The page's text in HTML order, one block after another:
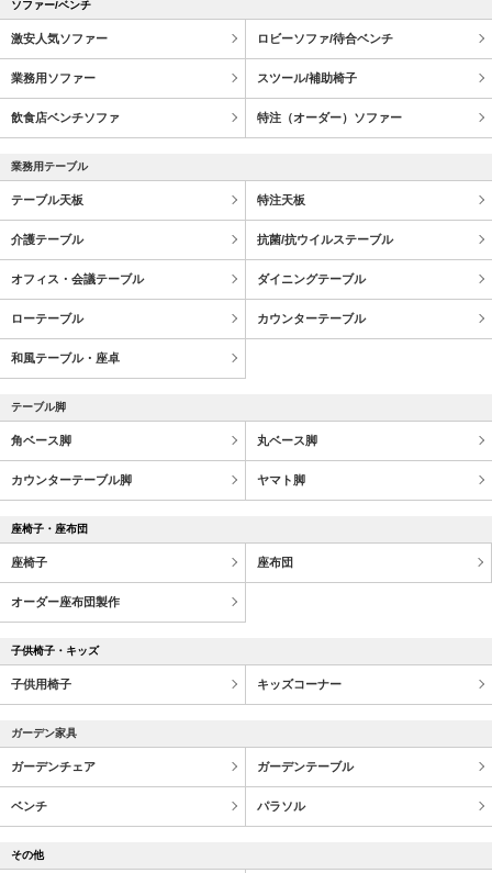
ソファー/ベンチ
激安人気ソファー ロビーソファ/待合ベンチ
業務用ソファー スツール/補助椅子
飲食店ベンチソファ 特注（オーダー）ソファー
業務用テーブル
テーブル天板 特注天板
介護テーブル 抗菌/抗ウイルステーブル
オフィス・会議テーブル ダイニングテーブル
ローテーブル カウンターテーブル
和風テーブル・座卓
テーブル脚
角ベース脚 丸ベース脚
カウンターテーブル脚 ヤマト脚
座椅子・座布団
座椅子 座布団
オーダー座布団製作
子供椅子・キッズ
子供用椅子 キッズコーナー
ガーデン家具
ガーデンチェア ガーデンテーブル
ベンチ パラソル
その他